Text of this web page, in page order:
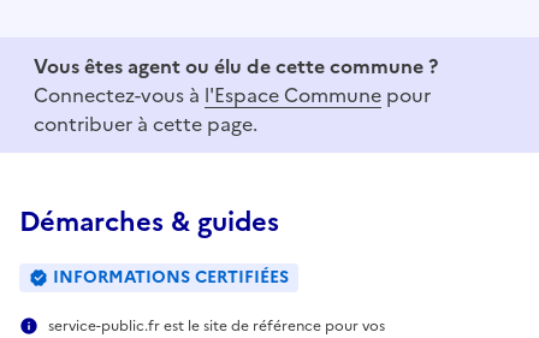
Vous êtes agent ou élu de cette commune ?
Connectez-vous à l'Espace Commune pour
contribuer à cette page.
Démarches & guides
INFORMATIONS CERTIFIÉES
service-public.fr est le site de référence pour vos